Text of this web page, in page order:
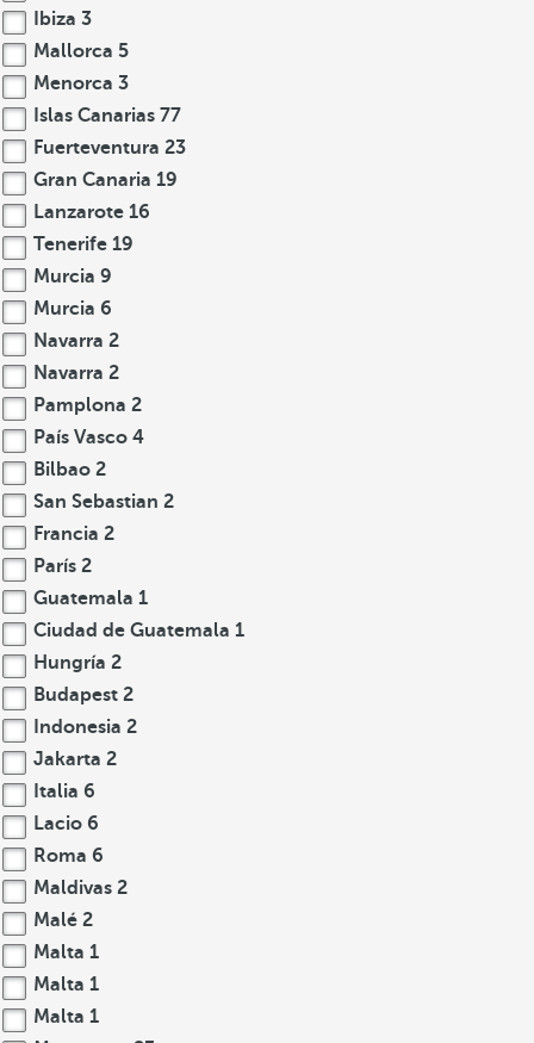
Ibiza 3
Mallorca 5
Menorca 3
Islas Canarias 77
Fuerteventura 23
Gran Canaria 19
Lanzarote 16
Tenerife 19
Murcia 9
Murcia 6
Navarra 2
Navarra 2
Pamplona 2
País Vasco 4
Bilbao 2
San Sebastian 2
Francia 2
París 2
Guatemala 1
Ciudad de Guatemala 1
Hungría 2
Budapest 2
Indonesia 2
Jakarta 2
Italia 6
Lacio 6
Roma 6
Maldivas 2
Malé 2
Malta 1
Malta 1
Malta 1